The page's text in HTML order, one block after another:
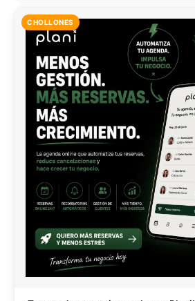
CHOLLONES